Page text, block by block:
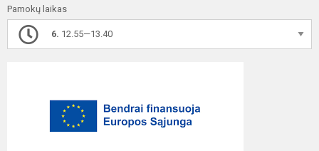
Pamokų laikas
6. 12.55—13.40